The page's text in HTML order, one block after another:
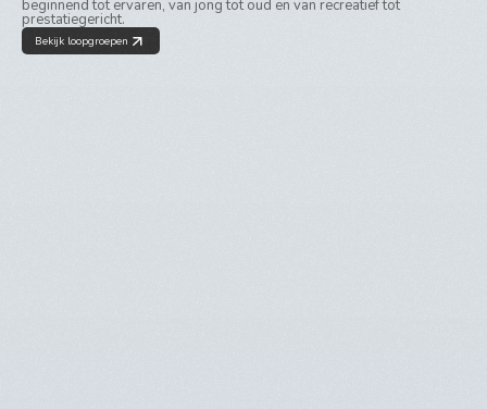
beginnend tot ervaren, van jong tot oud en van recreatief tot
prestatiegericht.
Bekijk loopgroepen